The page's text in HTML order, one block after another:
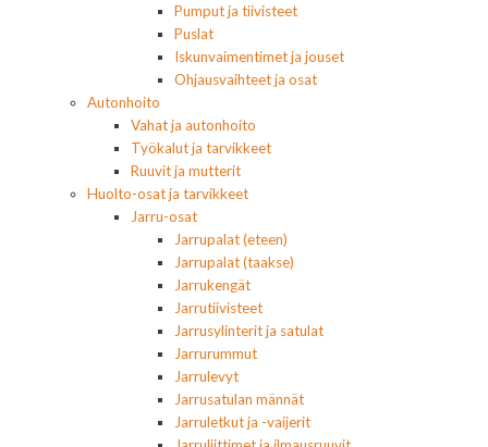
Pumput ja tiivisteet
Puslat
Iskunvaimentimet ja jouset
Ohjausvaihteet ja osat
Autonhoito
Vahat ja autonhoito
Työkalut ja tarvikkeet
Ruuvit ja mutterit
Huolto-osat ja tarvikkeet
Jarru-osat
Jarrupalat (eteen)
Jarrupalat (taakse)
Jarrukengät
Jarrutiivisteet
Jarrusylinterit ja satulat
Jarrurummut
Jarrulevyt
Jarrusatulan männät
Jarruletkut ja -vaijerit